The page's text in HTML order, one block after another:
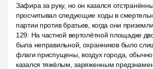
Зафира за руку, но он казался
просчитывал следующие ходы в
партии против братьев, когда они
129: На частной вертолётной площадке
была неправильной, охранников было
флаги приспущены, воздух города,
казался тяжёлым, заряженным